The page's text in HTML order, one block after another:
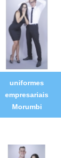
uniformes
empresariais
Morumbi